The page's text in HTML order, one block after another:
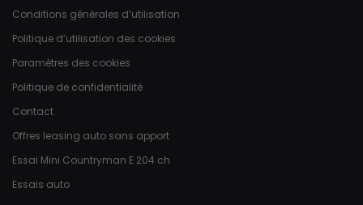
Conditions générales d’utilisation
Politique d’utilisation des cookies
Paramètres des cookies
Politique de confidentialité
Contact
Offres leasing auto sans apport
Essai Mini Countryman E 204 ch
Essais auto